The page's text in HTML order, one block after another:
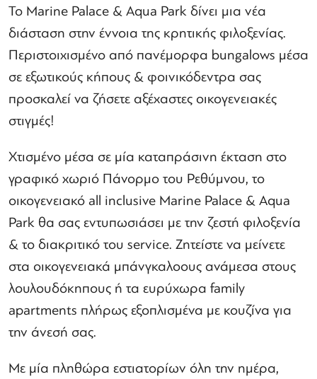
Το Marine Palace & Aqua Park δίνει μια νέα
διάσταση στην έννοια της κρητικής φιλοξενίας.
Περιστοιχισμένο από πανέμορφα bungalows μέσα
σε εξωτικούς κήπους & φοινικόδεντρα σας
προσκαλεί να ζήσετε αξέχαστες οικογενειακές
στιγμές!
Χτισμένο μέσα σε μία καταπράσινη έκταση στο
γραφικό χωριό Πάνορμο του Ρεθύμνου, το
οικογενειακό all inclusive Marine Palace & Aqua
Park θα σας εντυπωσιάσει με την ζεστή φιλοξενία
& το διακριτικό του service. Ζητείστε να μείνετε
στα οικογενειακά μπάνγκαλοους ανάμεσα στους
λουλουδόκηπους ή τα ευρύχωρα family
apartments πλήρως εξοπλισμένα με κουζίνα για
την άνεσή σας.
Με μία πληθώρα εστιατορίων όλη την ημέρα,